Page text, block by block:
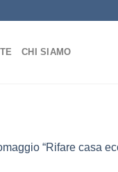
CHI SIAMO
“Rifare casa